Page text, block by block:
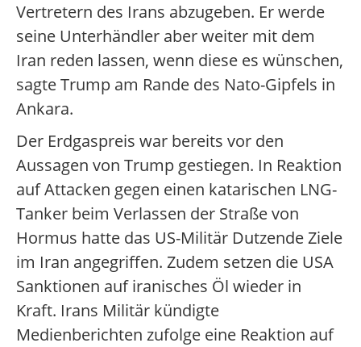
Vertretern des Irans abzugeben. Er werde
seine Unterhändler aber weiter mit dem
Iran reden lassen, wenn diese es wünschen,
sagte Trump am Rande des Nato-Gipfels in
Ankara.
Der Erdgaspreis war bereits vor den
Aussagen von Trump gestiegen. In Reaktion
auf Attacken gegen einen katarischen LNG-
Tanker beim Verlassen der Straße von
Hormus hatte das US-Militär Dutzende Ziele
im Iran angegriffen. Zudem setzen die USA
Sanktionen auf iranisches Öl wieder in
Kraft. Irans Militär kündigte
Medienberichten zufolge eine Reaktion auf